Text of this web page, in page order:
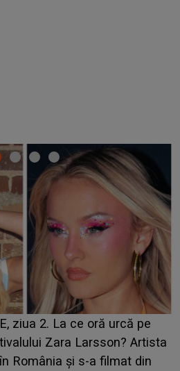
din "Casa Iubirii" l-a
Emanuel. CINE ESTE
Aflându-se în fața